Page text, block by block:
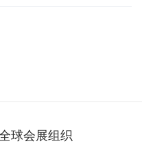
球会展组织